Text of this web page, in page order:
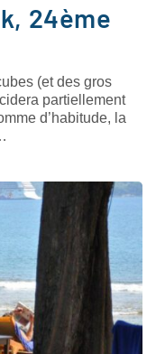
24ème
(et des gros
partiellement
d’habitude, la